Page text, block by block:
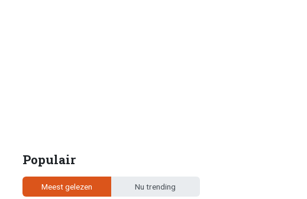
Populair
Meest gelezen Nu trending